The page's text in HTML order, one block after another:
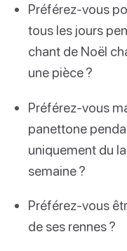
Préférez-vous
tous les jours
chant de Noël
une pièce ?
Préférez-vous
panettone
uniquement du
semaine ?
Préférez-vous
de ses rennes ?